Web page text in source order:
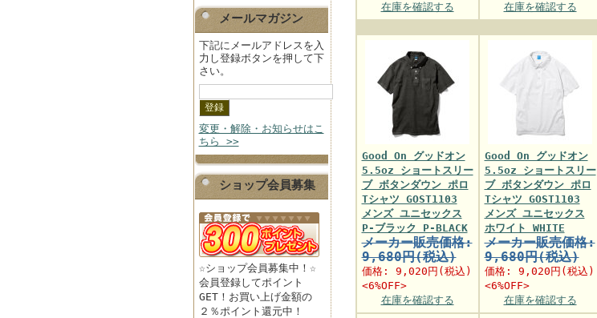
メールマガジン
下記にメールアドレスを入
力し登録ボタンを押して下
さい。
変更・解除・お知らせはこ
ちら >>
ショップ会員募集
☆ショップ会員募集中！☆
会員登録してポイント
GET！お買い上げ金額の
２％ポイント還元中！
在庫を確認する
在庫を確認する
Good On グッドオン
5.5oz ショートスリー
ブ ボタンダウン ポロ
Tシャツ GOST1103
メンズ ユニセックス
P-ブラック P-BLACK
メーカー販売価格:
9,680円(税込)
価格: 9,020円 (税込)
<6%OFF>
在庫を確認する
Good On グッドオン
5.5oz ショートスリー
ブ ボタンダウン ポロ
Tシャツ GOST1103
メンズ ユニセックス
ホワイト WHITE
メーカー販売価格:
9,680円(税込)
価格: 9,020円 (税込)
<6%OFF>
在庫を確認する